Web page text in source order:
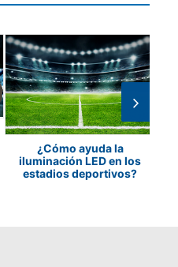
¿Cómo ayuda la
iluminación LED en los
estadios deportivos?